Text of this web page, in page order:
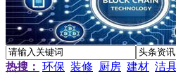
热搜： 环保 装修 厨房 建材 洁